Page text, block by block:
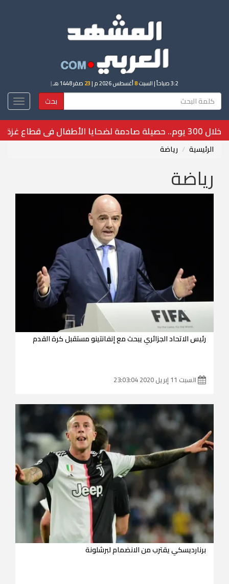
3:2 صباحاً | السبت8أغسطس 2026 م | 23 صفر 1448 هـ |
بحث
قتلى وجرحى في ضربات شمالي كييف
الرئيسية رياضة
رياضة
رئيس الاتحاد الجزائري يبحث مع إنفانتينو مستقبل كرة القدم
السبت 11 إبريل 2020 23:03:04
برنارديسكي يقترب من الانضمام لبرشلونة